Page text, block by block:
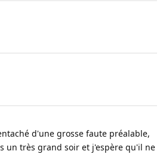
d'une grosse faute préalable,
un très grand soir et j'espère qu'il ne